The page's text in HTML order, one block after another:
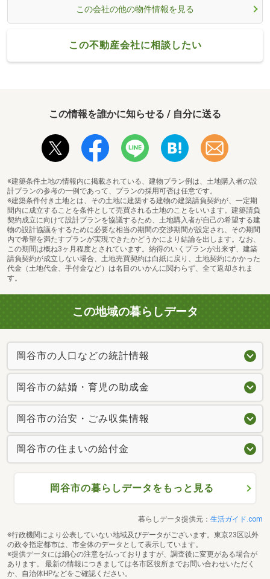
この会社の他の物件情報を見る
この不動産会社に相談したい
この情報を誰かに知らせる / 自分に送る
※建築条件土地の情報内に掲載されている、建物プラン例は、土地購入者の設
計プランの参考の一例であって、プランの採用可否は任意です。
※建築条件付き土地とは、その土地に建築する建物の建築請負契約が、一定期
間内に成立することを条件として売買される土地のことをいいます。建築請負
契約成立に向けて設計プランを協議するため、土地購入者が自己の希望する建
物の設計協議をするために必要な相当の期間の交渉期間が設定され、その期間
内で希望を満たすプランが実現できたかどうかにより結論を出します。なお、
この期間は概ね3ヶ月程度とされています。納得のいくプランが出来ず、建築
請負契約が成立しない場合、土地売買契約は白紙に戻り、土地契約にかかった
代金（土地代金、手付金など）は名目のいかんに関わらず、全て返却されま
す。
この地域の暮らしデータ
岡谷市の人口などの統計情報
岡谷市の結婚・育児の助成金
岡谷市の治安・ごみ収集情報
岡谷市の住まいの給付金
岡谷市の暮らしデータをもっと見る
暮らしデータ提供元： 生活ガイド.com
※行政機関により公表していない地域及びデータがございます。東京23区以外
の政令指定都市は、市全体のデータとして表示しています。
※提供データには細心の注意を払っておりますが、調査後に変更がある場合が
あります。 最新の情報につきましては各市区役所までお問い合わせいただく
か、自治体HPなどをご確認ください。